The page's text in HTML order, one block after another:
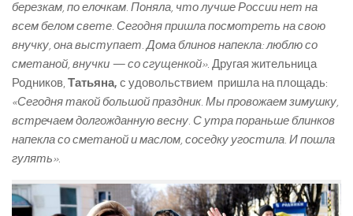
березкам, по елочкам. Поняла, что лучше России нет на
всем белом свете. Сегодня пришла посмотреть на свою
внучку, она выступает. Дома блинов напекла: люблю со
сметаной, внучки — со сгущенкой». Другая жительница
Родников, Татьяна, с удовольствием пришла на площадь:
«Сегодня такой большой праздник. Мы провожаем зимушку,
встречаем долгожданную весну. С утра пораньше блинков
напекла со сметаной и маслом, соседку угостила. И пошла
гулять».